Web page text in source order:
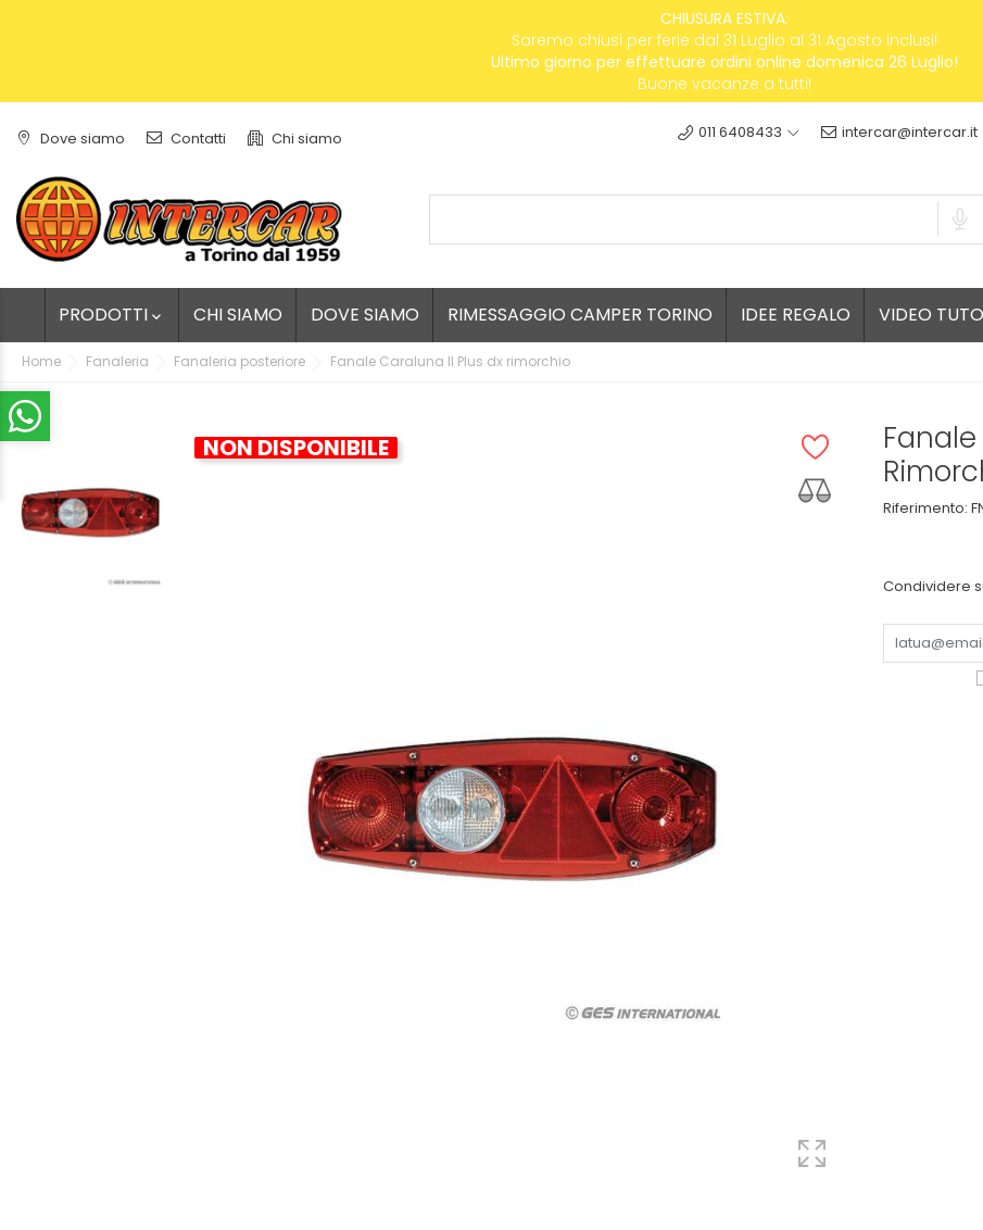
CHIUSURA ESTIVA:
Saremo chiusi per ferie dal 31 Luglio al 31 Agosto inclusi!
Ultimo giorno per effettuare ordini online domenica 26 Luglio!
Buone vacanze a tutti!
Dove siamo Contatti Chi siamo 011 6408433 intercar@intercar.it
PRODOTTI  CHI SIAMO DOVE SIAMO RIMESSAGGIO CAMPER TORINO IDEE REGALO VIDEO
Home Fanaleria Fanaleria posteriore Fanale Caraluna II Plus dx rimorchio
NON DISPONIBILE
Riferimento:
Condividere